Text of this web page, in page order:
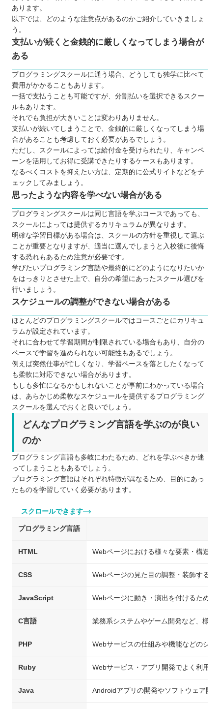
あります。
以下では、どのような注意点があるのかご紹介していきましょ
う。
支払いが続くと金銭的に厳しくなってしまう場合が
ある
プログラミングスクールに通う場合、どうしても独学に比べて
費用がかかることもあります。
一括で支払うことも可能ですが、分割払いを選択できるスクー
ルもあります。
それでも負担が大きいことは変わりありません。
支払いが続いてしまうことで、金銭的に厳しくなってしまう場
合があることも考慮しておく必要があるでしょう。
ただし、スクールによっては給付金を受けられたり、キャンペ
ーンを活用してお得に受講できたりするケースもあります。
なるべくコストを抑えたい方は、定期的に公式サイトなどをチ
ェックしてみましょう。
思ったような内容を学べない場合がある
プログラミングスクールは同じ言語を学ぶコースであっても、
スクールによっては提供するカリキュラムが異なります。
明確な学習目標がある場合は、スクールの方針を重視して選ぶ
ことが重要となりますが、適当に選んでしまうと入校後に後悔
する恐れもあるため注意が必要です。
学びたいプログラミング言語や最終的にどのようになりたいか
をはっきりとさせた上で、自分の希望にあったスクール選びを
行いましょう。
スケジュールの調整ができない場合がある
ほとんどのプログラミングスクールではコースごとにカリキュ
ラムが設定されています。
それに合わせて学習期間が制限されている場合もあり、自分の
ペースで学習を進められない可能性もあるでしょう。
例えば突然仕事が忙しくなり、学習ペースを落としたくなって
も柔軟に対応できない場合があります。
もしも多忙になるかもしれないことが事前にわかっている場合
は、あらかじめ柔軟なスケジュールを提供するプログラミング
スクールを選んでおくと良いでしょう。
どんなプログラミング言語を学ぶのが良い
のか
プログラミング言語も多岐にわたるため、どれを学ぶべきか迷
ってしまうこともあるでしょう。
プログラミング言語はそれぞれ特徴が異なるため、目的にあっ
たものを学習していく必要があります。
スクロールできます
プログラミング言語
HTML Webページにおける様々な要素・構造を
CSS Webページの見た目の調整・装飾するた
JavaScript Webページに動き・演出を付けるための
C言語 業務系システムやゲーム開発など、様
PHP Webサービスの仕組みや機能などのシス
Ruby Webサービス・アプリ開発でよく利用さ
Java Androidアプリの開発やソフトウェア開